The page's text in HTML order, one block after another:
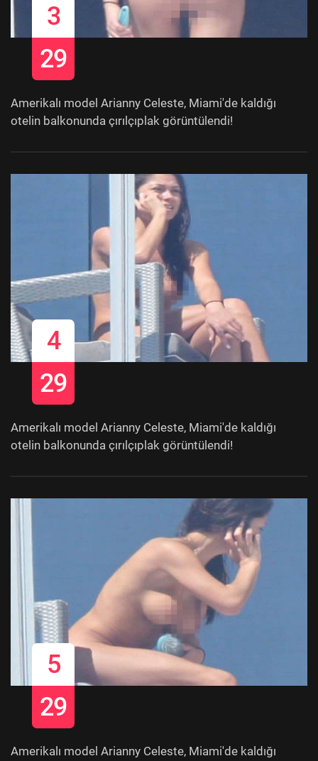
3
29
Amerikalı model Arianny Celeste, Miami'de kaldığı
otelin balkonunda çırılçıplak görüntülendi!
4
29
Amerikalı model Arianny Celeste, Miami'de kaldığı
otelin balkonunda çırılçıplak görüntülendi!
5
29
Amerikalı model Arianny Celeste, Miami'de kaldığı